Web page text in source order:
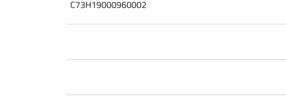
C73H19000960002